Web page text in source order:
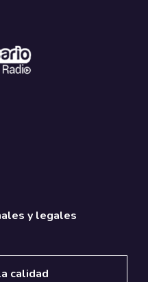
y legales
calidad